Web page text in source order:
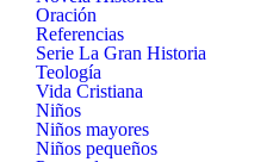
Oración
Referencias
Serie La Gran Historia
Teología
Vida Cristiana
Niños
Niños mayores
Niños pequeños